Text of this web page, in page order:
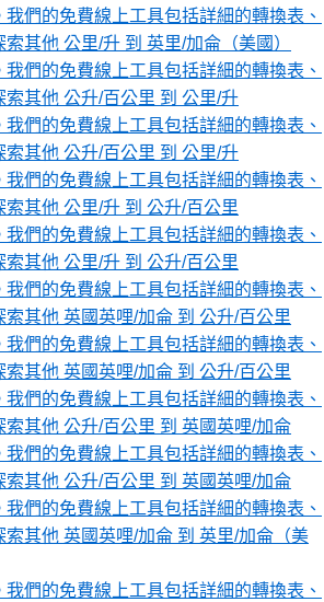
們的免費線上工具包括詳細的轉換表、
其他 公里/升 到 英里/加侖（美國）
們的免費線上工具包括詳細的轉換表、
其他 公升/百公里 到 公里/升
們的免費線上工具包括詳細的轉換表、
其他 公升/百公里 到 公里/升
們的免費線上工具包括詳細的轉換表、
其他 公里/升 到 公升/百公里
們的免費線上工具包括詳細的轉換表、
其他 公里/升 到 公升/百公里
們的免費線上工具包括詳細的轉換表、
其他 英國英哩/加侖 到 公升/百公里
們的免費線上工具包括詳細的轉換表、
其他 英國英哩/加侖 到 公升/百公里
們的免費線上工具包括詳細的轉換表、
其他 公升/百公里 到 英國英哩/加侖
們的免費線上工具包括詳細的轉換表、
其他 公升/百公里 到 英國英哩/加侖
們的免費線上工具包括詳細的轉換表、
其他 英國英哩/加侖 到 英里/加侖（美
們的免費線上工具包括詳細的轉換表、